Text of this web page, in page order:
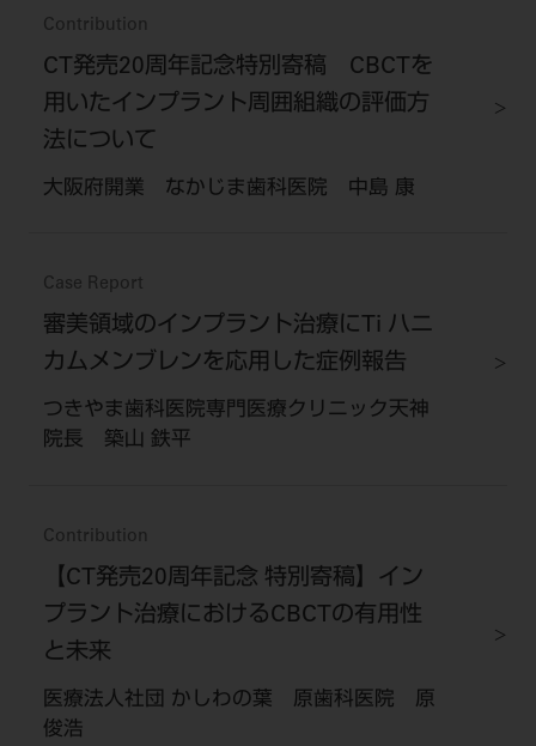
Contribution
CT発売20周年記念特別寄稿 CBCTを
用いたインプラント周囲組織の評価方
法について
大阪府開業 なかじま歯科医院 中島 康
Case Report
審美領域のインプラント治療にTi ハニ
カムメンブレンを応用した症例報告
つきやま歯科医院専門医療クリニック天神
院長 築山 鉄平
Contribution
【CT発売20周年記念 特別寄稿】イン
プラント治療におけるCBCTの有用性
と未来
医療法人社団 かしわの葉 原歯科医院 原
俊浩